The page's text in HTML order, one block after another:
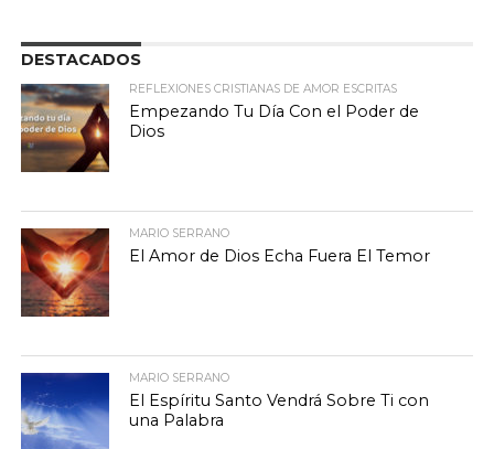
DESTACADOS
REFLEXIONES CRISTIANAS DE AMOR ESCRITAS
Empezando Tu Día Con el Poder de
Dios
MARIO SERRANO
El Amor de Dios Echa Fuera El Temor
MARIO SERRANO
El Espíritu Santo Vendrá Sobre Ti con
una Palabra